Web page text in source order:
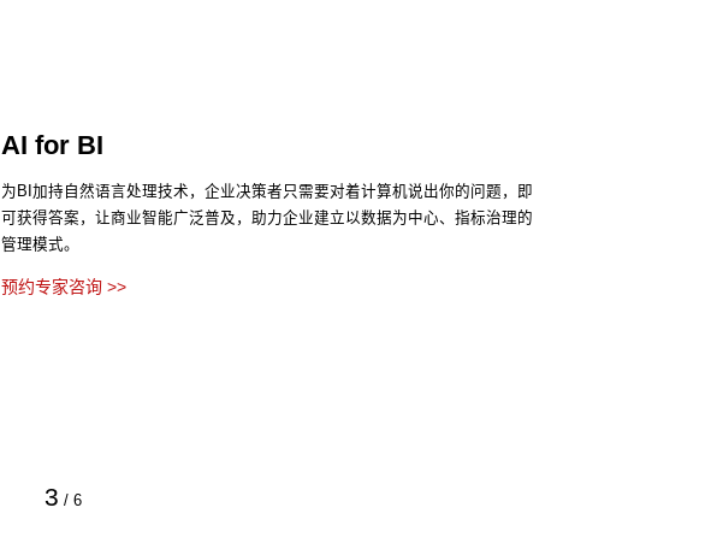
3 / 6
AI for BI
为BI加持自然语言处理技术，企业决策者只需要对着计算机说出你的问题，即
可获得答案，让商业智能广泛普及，助力企业建立以数据为中心、指标治理的
管理模式。
预约专家咨询 >>